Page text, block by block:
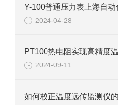
2024-04-28
2024-09-11